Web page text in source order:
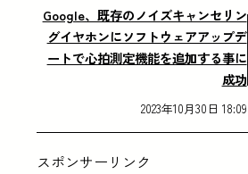
Google、既存のノイズキャンセリン
グイヤホンにソフトウェアアップデ
ートで心拍測定機能を追加する事に
成功
2023年10月30日 18:09
スポンサーリンク